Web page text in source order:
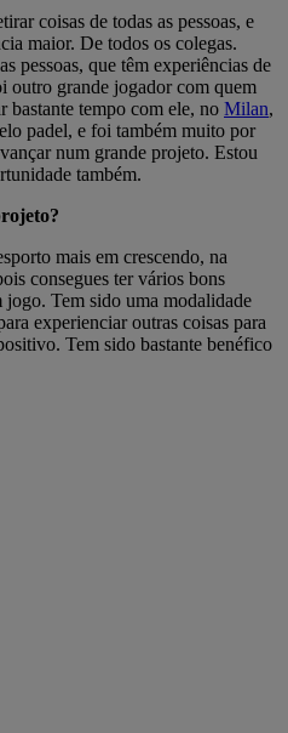
coisas de todas as pessoas, e
maior. De todos os colegas.
pessoas, que têm experiências de
outro grande jogador com quem
bastante tempo com ele, no Milan,
padel, e foi também muito por
num grande projeto. Estou
também.
mais em crescendo, na
consegues ter vários bons
Tem sido uma modalidade
experienciar outras coisas para
Tem sido bastante benéfico